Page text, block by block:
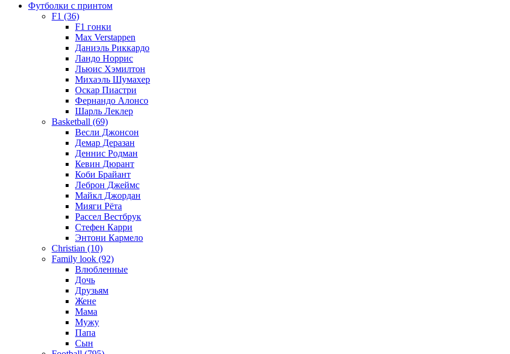
Футболки с принтом
F1 (36)
F1 гонки
Max Verstappen
Даниэль Риккардо
Ландо Норрис
Льюис Хэмилтон
Михаэль Шумахер
Оскар Пиастри
Фернандо Алонсо
Шарль Леклер
Basketball (69)
Весли Джонсон
Демар Деразан
Деннис Родман
Кевин Дюрант
Коби Брайант
Леброн Джеймс
Майкл Джордан
Мияги Рёта
Рассел Вестбрук
Стефен Карри
Энтони Кармело
Christian (10)
Family look (92)
Влюбленные
Дочь
Друзьям
Жене
Мама
Мужу
Папа
Сын